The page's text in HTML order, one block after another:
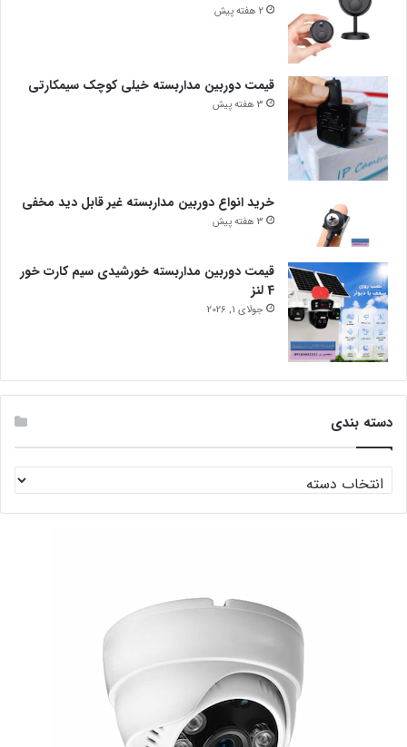
2 هفته پیش
قیمت دوربین مداربسته خیلی کوچک سیمکارتی
3 هفته پیش
خرید انواع دوربین مداربسته غیر قابل دید مخفی
3 هفته پیش
قیمت دوربین مداربسته خورشیدی سیم کارت خور
4 لنز
جولای 1, 2026
دسته بندی
دسته
بندی